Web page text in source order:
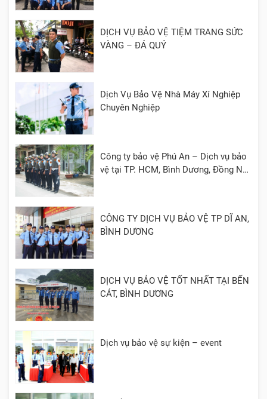
DỊCH VỤ BẢO VỆ TIỆM TRANG SỨC
VÀNG – ĐÁ QUÝ
Dịch Vụ Bảo Vệ Nhà Máy Xí Nghiệp
Chuyên Nghiệp
Công ty bảo vệ Phú An – Dịch vụ bảo
vệ tại TP. HCM, Bình Dương, Đồng Nai,
CÔNG TY DỊCH VỤ BẢO VỆ TP DĨ AN,
BÌNH DƯƠNG
DỊCH VỤ BẢO VỆ TỐT NHẤT TẠI BẾN
CÁT, BÌNH DƯƠNG
Dịch vụ bảo vệ sự kiện – event